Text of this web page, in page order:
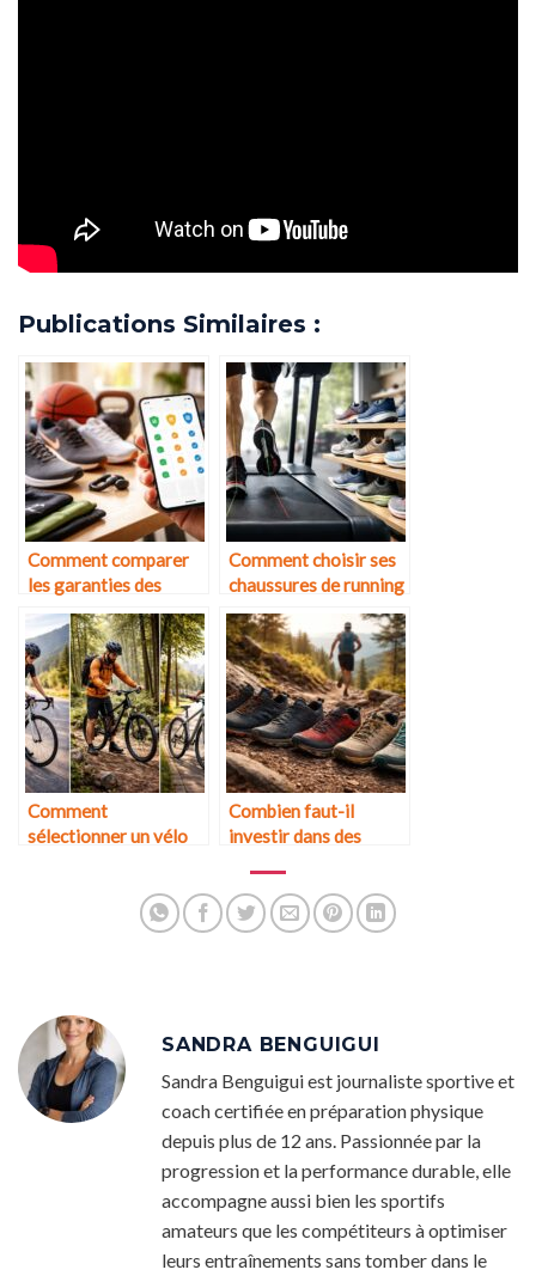
Publications Similaires :
Comment comparer
les garanties des
grandes marques
sportives ?
Comment choisir ses
chaussures de running
selon sa foulée ?
Comment
sélectionner un vélo
Combien faut-il
investir dans des
SANDRA BENGUIGUI
Sandra Benguigui est journaliste sportive et
coach certifiée en préparation physique
depuis plus de 12 ans. Passionnée par la
progression et la performance durable, elle
accompagne aussi bien les sportifs
amateurs que les compétiteurs à optimiser
leurs entraînements sans tomber dans le